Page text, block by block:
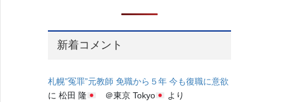
新着コメント
札幌”冤罪”元教師 免職から５年 今も復職に意欲
に松田 隆 ＠東京 Tokyo より